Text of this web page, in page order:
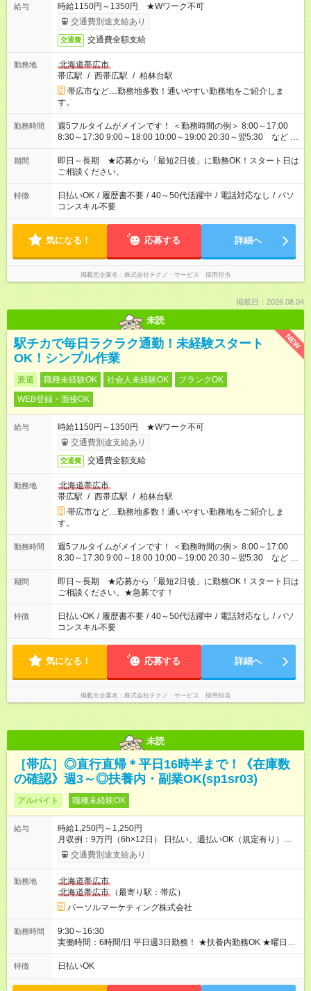
給与
時給1150円～1350円 ★Wワーク不可
交通費別途支給あり
交通費 交通費全額支給
勤務地
北海道帯広市
帯広駅 / 西帯広駅 / 柏林台駅
帯広市など…勤務地多数！通いやすい勤務地をご紹介しま
す。
勤務時間
週5フルタイムがメインです！ ＜勤務時間の例＞ 8:00～17:00
8:30～17:30 9:00～18:00 10:00～19:00 20:30～翌5:30 など ★
その他にも勤務時間多数！ 日勤のみ、残業なし、交替制など
ご希望を教えてください！
期間
即日～長期 ★応募から「最短2日後」に勤務OK！スタート日は
ご相談ください。
特徴 日払いOK / 履歴書不要 / 40～50代活躍中 / 電話対応なし / パソ
コンスキル不要
気になる！ 応募する 詳細へ
掲載元企業名 株式会社テクノ・サービス 採用担当
掲載日：2026.08.04
未読
NEW
駅チカで毎日ラクラク通勤！未経験スタート
OK！シンプル作業
派遣 職種未経験OK 社会人未経験OK
ブランクOK
WEB登録・面接OK
給与
時給1150円～1350円 ★Wワーク不可
交通費別途支給あり
交通費 交通費全額支給
勤務地
北海道帯広市
帯広駅 / 西帯広駅 / 柏林台駅
帯広市など…勤務地多数！通いやすい勤務地をご紹介しま
す。
勤務時間
週5フルタイムがメインです！ ＜勤務時間の例＞ 8:00～17:00
8:30～17:30 9:00～18:00 10:00～19:00 20:30～翌5:30 など ★
その他にも勤務時間多数！ 日勤のみ、残業なし、交替制など
ご希望を教えてください！
期間
即日～長期 ★応募から「最短2日後」に勤務OK！スタート日は
ご相談ください。★急募です！
特徴 日払いOK / 履歴書不要 / 40～50代活躍中 / 電話対応なし / パソ
コンスキル不要
気になる！ 応募する 詳細へ
掲載元企業名 株式会社テクノ・サービス 採用担当
未読
［帯広］◎直行直帰＊平日16時半まで！《在庫数
の確認》週3～◎扶養内・副業OK(sp1sr03)
アルバイト 職種未経験OK
給与
時給1,250円～1,250円
月収例：9万円（6h×12日） 日払い、週払いOK（規定有り）
【試用期間】試用期間なし
交通費別途支給あり
勤務地
北海道帯広市
北海道帯広市
（最寄り駅：帯広）
パーソルマーケティング株式会社
勤務時間
9:30～16:30
実働時間：6時間/日 平日週3日勤務！ ★扶養内勤務OK ★曜日固
定OK
特徴 日払いOK